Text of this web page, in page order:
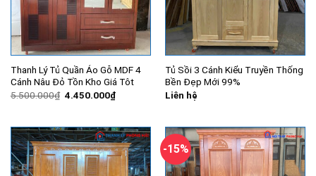
Thanh Lý Tủ Quần Áo Gỗ MDF 4
Cánh Nâu Đỏ Tồn Kho Giá Tôt
5.500.000₫ Giá
4.450.000₫Giá
hiện
4.450.000₫.
Tủ Sồi 3 Cánh Kiểu Truyền Thống
Bền Đẹp Mới 99%
Liên hệ
-15%